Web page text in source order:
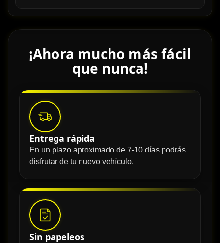
¡Ahora mucho más fácil
que nunca!
Entrega rápida
En un plazo aproximado de 7-10 días podrás
disfrutar de tu nuevo vehículo.
Sin papeleos